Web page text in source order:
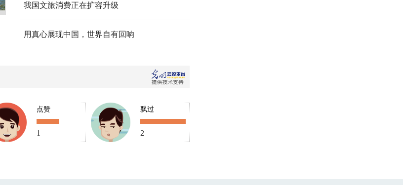
我国文旅消费正在扩容升级
用真心展现中国，世界自有回响
点赞
1
飘过
2